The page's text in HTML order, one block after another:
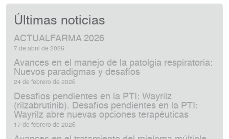
Últimas noticias
ACTUALFARMA 2026
7 de abril de 2026
Avances en el manejo de la patolgia respiratoria:
Nuevos paradigmas y desafíos
24 de febrero de 2026
Desafíos pendientes en la PTI: Wayrilz
(rilzabrutinib). Desafíos pendientes en la PTI:
Wayrilz abre nuevas opciones terapéuticas
17 de febrero de 2026